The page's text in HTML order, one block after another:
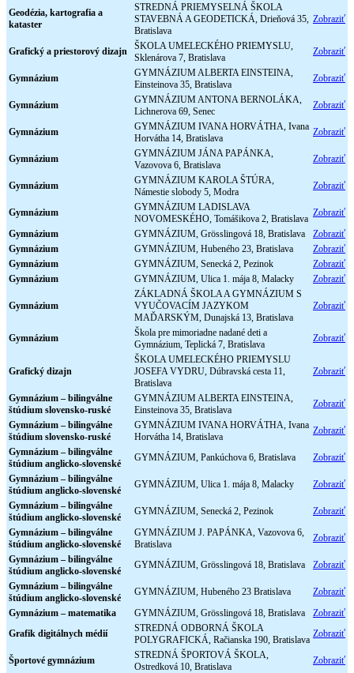
Geodézia, kartografia a
kataster
STREDNÁ PRIEMYSELNÁ ŠKOLA
STAVEBNÁ A GEODETICKÁ, Drieňová 35,
Bratislava
Zobraziť
Grafický a priestorový dizajn
ŠKOLA UMELECKÉHO PRIEMYSLU,
Sklenárova 7, Bratislava
Zobraziť
Gymnázium
GYMNÁZIUM ALBERTA EINSTEINA,
Einsteinova 35, Bratislava
Zobraziť
Gymnázium
GYMNÁZIUM ANTONA BERNOLÁKA,
Lichnerova 69, Senec
Zobraziť
Gymnázium
GYMNÁZIUM IVANA HORVÁTHA, Ivana
Horvátha 14, Bratislava
Zobraziť
Gymnázium
GYMNÁZIUM JÁNA PAPÁNKA,
Vazovova 6, Bratislava
Zobraziť
Gymnázium
GYMNÁZIUM KAROLA ŠTÚRA,
Námestie slobody 5, Modra
Zobraziť
Gymnázium
GYMNÁZIUM LADISLAVA
NOVOMESKÉHO, Tomášikova 2, Bratislava
Zobraziť
Gymnázium
GYMNÁZIUM, Grösslingová 18, Bratislava
Zobraziť
Gymnázium
GYMNÁZIUM, Hubeného 23, Bratislava
Zobraziť
Gymnázium
GYMNÁZIUM, Senecká 2, Pezinok
Zobraziť
Gymnázium
GYMNÁZIUM, Ulica 1. mája 8, Malacky Zobraziť
Gymnázium
ZÁKLADNÁ ŠKOLA A GYMNÁZIUM S
VYUČOVACÍM JAZYKOM
MAĎARSKÝM, Dunajská 13, Bratislava
Zobraziť
Gymnázium
Škola pre mimoriadne nadané deti a
Gymnázium, Teplická 7, Bratislava
Zobraziť
Grafický dizajn
ŠKOLA UMELECKÉHO PRIEMYSLU
JOSEFA VYDRU, Dúbravská cesta 11,
Bratislava
Zobraziť
Gymnázium – bilingválne
štúdium slovensko-ruské
GYMNÁZIUM ALBERTA EINSTEINA,
Einsteinova 35, Bratislava
Zobraziť
Gymnázium – bilingválne
štúdium slovensko-ruské
GYMNÁZIUM IVANA HORVÁTHA, Ivana
Horvátha 14, Bratislava
Zobraziť
Gymnázium – bilingválne
štúdium anglicko-slovenské
GYMNÁZIUM, Pankúchova 6, Bratislava
Zobraziť
Gymnázium – bilingválne
štúdium anglicko-slovenské
GYMNÁZIUM, Ulica 1. mája 8, Malacky
Zobraziť
Gymnázium – bilingválne
štúdium anglicko-slovenské
GYMNÁZIUM, Senecká 2, Pezinok
Zobraziť
Gymnázium – bilingválne
štúdium anglicko-slovenské
GYMNÁZIUM J. PAPÁNKA, Vazovova 6,
Bratislava
Zobraziť
Gymnázium – bilingválne
štúdium anglicko-slovenské
GYMNÁZIUM, Grösslingová 18, Bratislava
Zobraziť
Gymnázium – bilingválne
štúdium anglicko-slovenské
GYMNÁZIUM, Hubeného 23 Bratislava
Zobraziť
Gymnázium – matematika
GYMNÁZIUM, Grösslingová 18, Bratislava
Zobraziť
Grafik digitálnych médií
STREDNÁ ODBORNÁ ŠKOLA
POLYGRAFICKÁ, Račianska 190, Bratislava
Zobraziť
Športové gymnázium
STREDNÁ ŠPORTOVÁ ŠKOLA,
Ostredková 10, Bratislava
Zobraziť